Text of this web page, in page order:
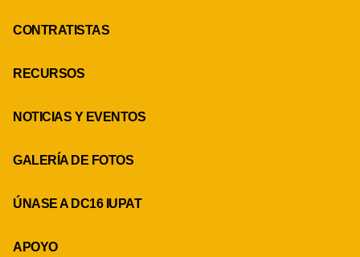
CONTRATISTAS
RECURSOS
NOTICIAS Y EVENTOS
GALERÍA DE FOTOS
ÚNASE A DC16 IUPAT
APOYO